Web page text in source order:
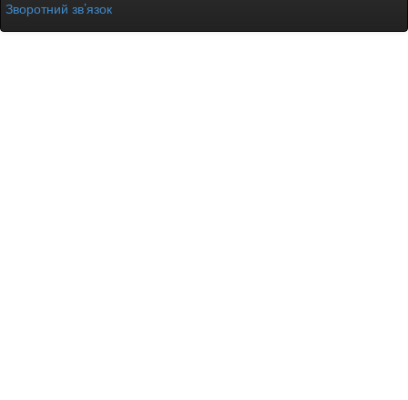
Зворотний зв’язок